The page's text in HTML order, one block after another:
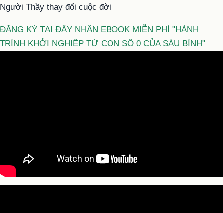
Người Thầy thay đổi cuộc đời
ĐĂNG KÝ TẠI ĐÂY NHẬN EBOOK MIỄN PHÍ "HÀNH
TRÌNH KHỞI NGHIỆP TỪ CON SỐ 0 CỦA SÁU BÌNH"